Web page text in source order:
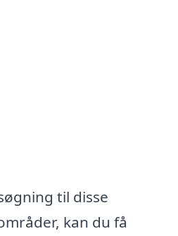
til disse
kan du få